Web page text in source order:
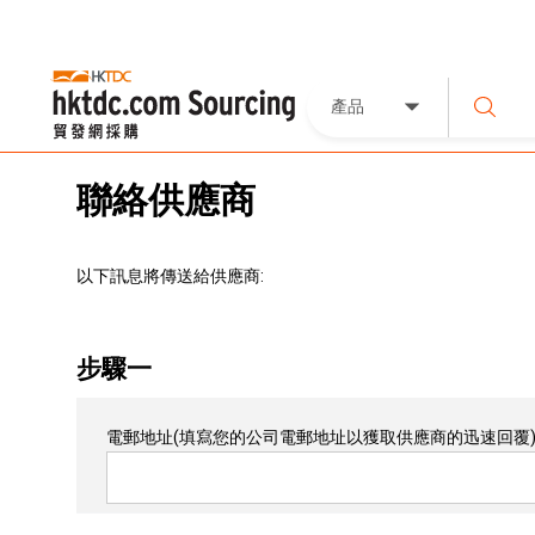
產品
聯絡供應商
以下訊息將傳送給供應商:
步驟一
電郵地址(填寫您的公司電郵地址以獲取供應商的迅速回覆)